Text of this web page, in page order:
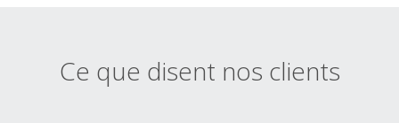
Ce que disent nos clients